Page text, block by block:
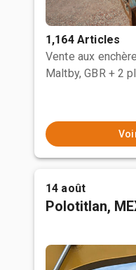
1,164 Articles
Vente aux
Maltby, GBR + 2
14 août
Polotitlan,